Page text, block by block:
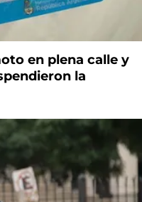
en plena calle y
la